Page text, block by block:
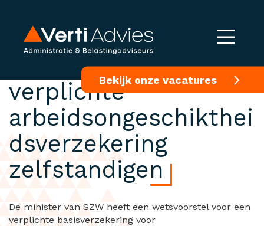
Bekijk onze vacatures
Consultatie
verplichte
arbeidsongeschikthei
dsverzekering
zelfstandigen
De minister van SZW heeft een wetsvoorstel voor een
verplichte basisverzekering voor